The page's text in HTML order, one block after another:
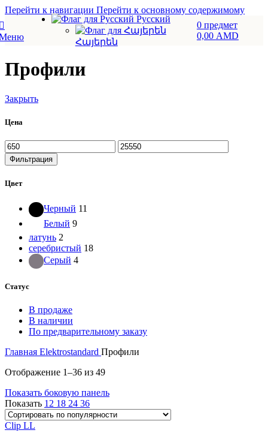
Перейти к навигации Перейти к основному содержимому
Русский
Հայերեն
0 предмет
0,00 AMD
Профили
Закрыть
Цена
Минимальная
цена
Максимальная
цена
Фильтрация
Цвет
Черный 11
Белый 9
латунь 2
серебристый 18
Серый 4
Статус
В продаже
В наличии
По предварительному заказу
Главная Elektrostandard Профили
Отображение 1–36 из 49Сортировка:
популярности
Показать боковую панель
Показать 12 18 24 36
Clip LL